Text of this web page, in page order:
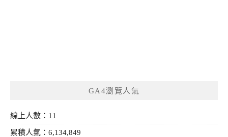
GA4瀏覽人氣
線上人數：11
累積人氣：6,134,849